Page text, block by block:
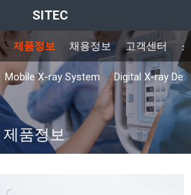
SITEC
제품정보 채용정보 고객센터
Mobile X-ray System Digital X-ray
제품정보